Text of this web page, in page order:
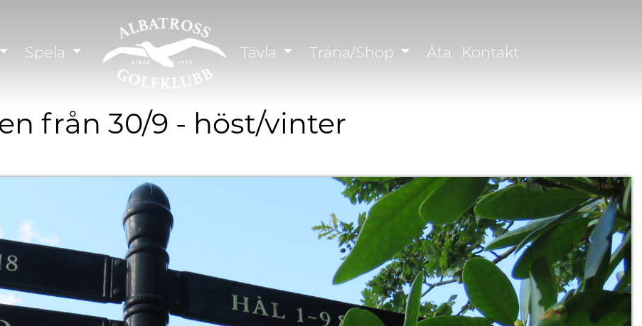
Spela Tävla Träna/Shop Äta Kontakt
från 30/9 - höst/vinter